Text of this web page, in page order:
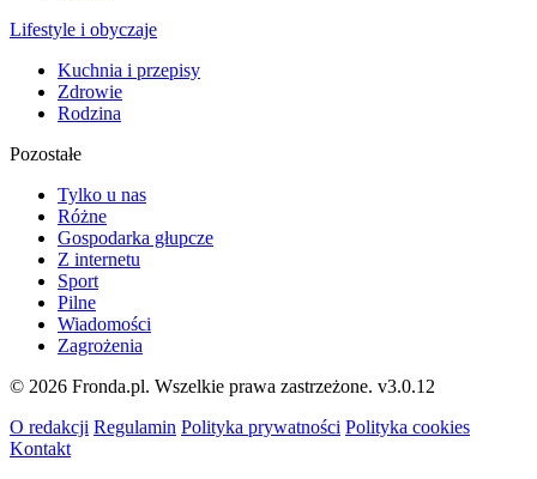
Lifestyle i obyczaje
Kuchnia i przepisy
Zdrowie
Rodzina
Pozostałe
Tylko u nas
Różne
Gospodarka głupcze
Z internetu
Sport
Pilne
Wiadomości
Zagrożenia
© 2026 Fronda.pl. Wszelkie prawa zastrzeżone. v3.0.12
O redakcji Regulamin Polityka prywatności Polityka cookies
Kontakt